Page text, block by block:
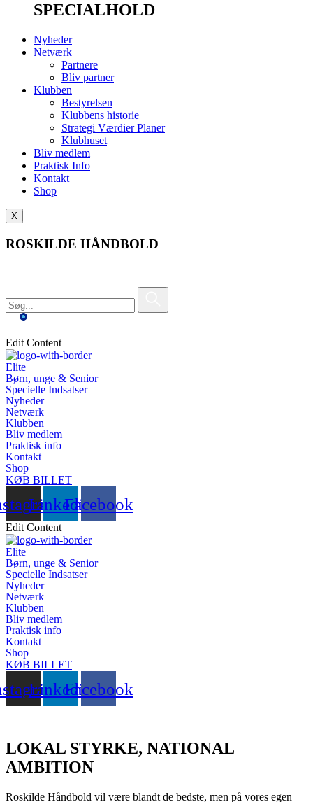
SPECIALHOLD
Nyheder
Netværk
Partnere
Bliv partner
Klubben
Bestyrelsen
Klubbens historie
Strategi Værdier Planer
Klubhuset
Bliv medlem
Praktisk Info
Kontakt
Shop
X
ROSKILDE HÅNDBOLD
Edit Content
Elite
Børn, unge & Senior
Specielle Indsatser
Nyheder
Netværk
Klubben
Bliv medlem
Praktisk info
Kontakt
Shop
KØB BILLET
LinkedinFacebook
Edit Content
Elite
Børn, unge & Senior
Specielle Indsatser
Nyheder
Netværk
Klubben
Bliv medlem
Praktisk info
Kontakt
Shop
KØB BILLET
LinkedinFacebook
LOKAL STYRKE, NATIONAL
AMBITION
Roskilde Håndbold vil være blandt de bedste, men på vores egen